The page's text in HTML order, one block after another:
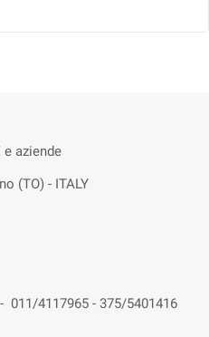
aziende
(TO) - ITALY
011/4117965 - 375/5401416